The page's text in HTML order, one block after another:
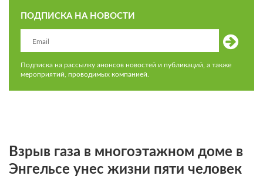
ПОДПИСКА НА НОВОСТИ
Подписка на рассылку анонсов новостей и публикаций, а также
мероприятий, проводимых компанией.
Взрыв газа в многоэтажном доме в
Энгельсе унес жизни пяти человек